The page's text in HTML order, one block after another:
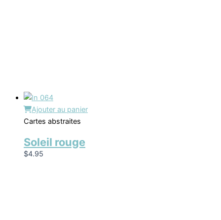
Ajouter au panier
Cartes abstraites
Soleil rouge
$4.95